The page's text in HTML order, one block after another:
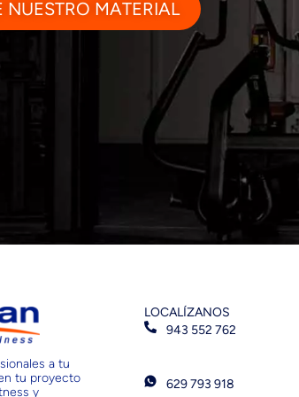
NUESTRO MATERIAL
a tu
tu proyecto
y
LOCALÍZANOS
943 552 762
629 793 918